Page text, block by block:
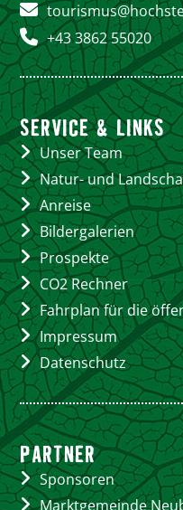
+43 3862 55020
SERVICE & LINKS
Unser Team
Natur- und
Anreise
Bildergalerien
Prospekte
CO2 Rechner
Fahrplan für die
Impressum
Datenschutz
PARTNER
Sponsoren
Marktgemeinde